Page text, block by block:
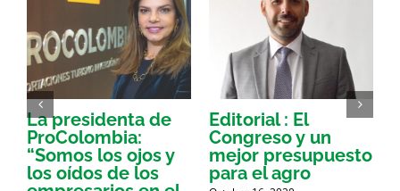
La presidenta de
ProColombia:
“Somos los ojos y
los oídos de los
Editorial : El
Congreso y un
mejor presupuesto
para el agro